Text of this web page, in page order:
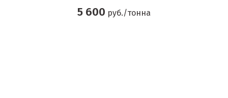
5 600 руб./тонна